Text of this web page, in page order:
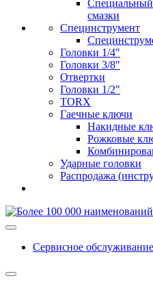
Специальный
смазки
Специнструмент
Головки 1/4"
Головки 3/8"
Отвертки
Головки 1/2"
TORX
Гаечные ключи
Накидные
Рожковые
Ударные головки
Распродажа
Сервисное обслуживание